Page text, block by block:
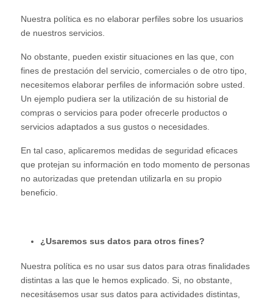
Nuestra política es no elaborar perfiles sobre los usuarios
de nuestros servicios.
No obstante, pueden existir situaciones en las que, con
fines de prestación del servicio, comerciales o de otro tipo,
necesitemos elaborar perfiles de información sobre usted.
Un ejemplo pudiera ser la utilización de su historial de
compras o servicios para poder ofrecerle productos o
servicios adaptados a sus gustos o necesidades.
En tal caso, aplicaremos medidas de seguridad eficaces
que protejan su información en todo momento de personas
no autorizadas que pretendan utilizarla en su propio
beneficio.
¿Usaremos sus datos para otros fines?
Nuestra política es no usar sus datos para otras finalidades
distintas a las que le hemos explicado. Si, no obstante,
necesitásemos usar sus datos para actividades distintas,